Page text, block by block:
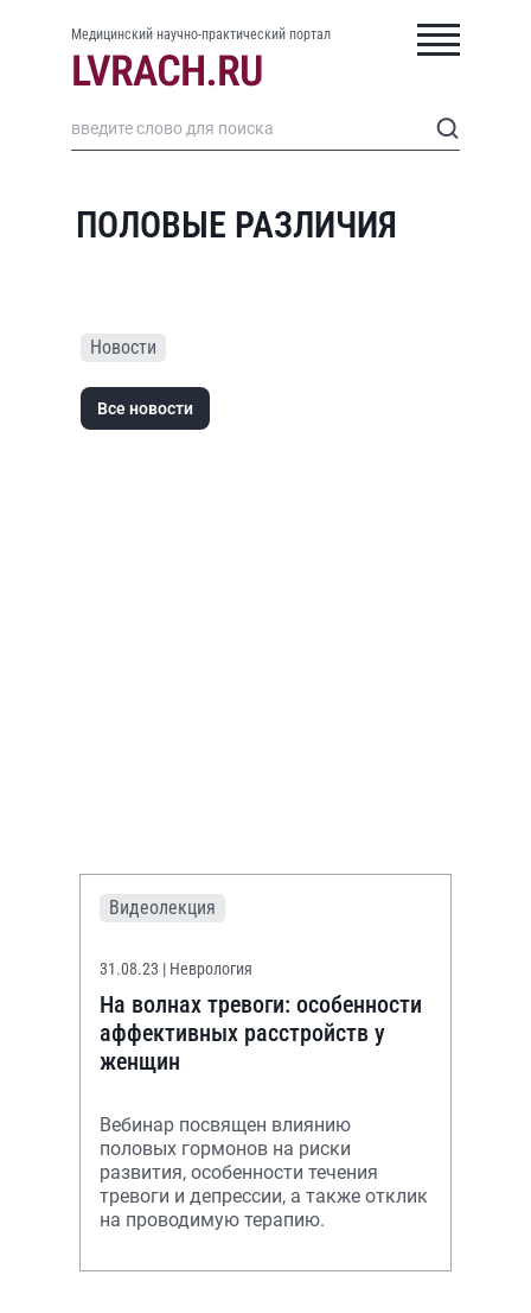
Медицинский научно-практический портал
ПОЛОВЫЕ РАЗЛИЧИЯ
Новости
Все новости
Видеолекция
31.08.23 | Неврология
На волнах тревоги: особенности
аффективных расстройств у
женщин
Вебинар посвящен влиянию
половых гормонов на риски
развития, особенности течения
тревоги и депрессии, а также отклик
на проводимую терапию.